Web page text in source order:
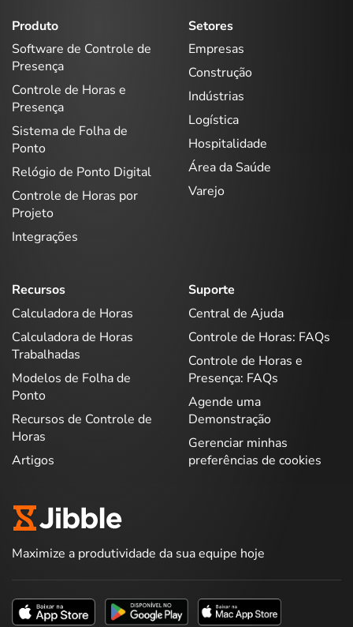
Produto
Software de Controle de
Presença
Controle de Horas e
Presença
Sistema de Folha de
Ponto
Relógio de Ponto Digital
Controle de Horas por
Projeto
Integrações
Setores
Empresas
Construção
Indústrias
Logística
Hospitalidade
Área da Saúde
Varejo
Recursos
Calculadora de Horas
Calculadora de Horas
Trabalhadas
Modelos de Folha de
Ponto
Recursos de Controle de
Horas
Artigos
Suporte
Central de Ajuda
Controle de Horas: FAQs
Controle de Horas e
Presença: FAQs
Agende uma
Demonstração
Gerenciar minhas
preferências de cookies
Maximize a produtividade da sua equipe hoje